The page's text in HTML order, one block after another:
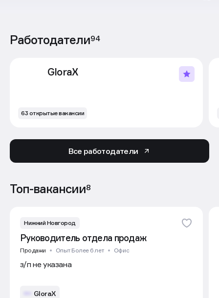
Работодатели94
GloraX
63 открытые вакансии
Все работодатели
Топ-вакансии8
Нижний Новгород
Руководитель отдела продаж
Продажи Опыт Более 6 лет Офис
з/п не указана
GloraX